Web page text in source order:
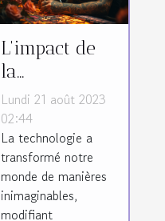
L'impact de
la
technologie
sur l'industrie
du tatouage
Lundi 21 août 2023
02:44
La technologie a
transformé notre
monde de manières
inimaginables,
modifiant